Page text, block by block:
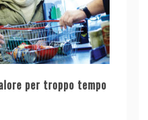
per troppo tempo